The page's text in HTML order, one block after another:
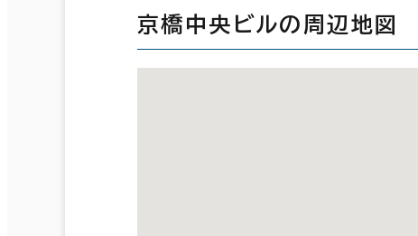
京橋中央ビルの周辺地図